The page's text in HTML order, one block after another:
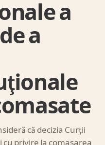
a
a
că decizia Curţii